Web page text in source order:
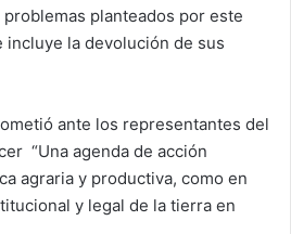
planteados por este
incluye la devolución de sus
ante los representantes del
“Una agenda de acción
agraria y productiva, como en
y legal de la tierra en